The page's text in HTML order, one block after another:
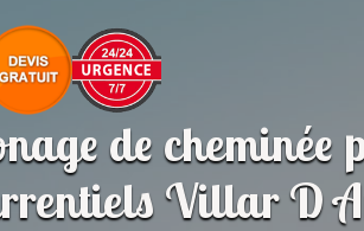
de cheminée
Villar D